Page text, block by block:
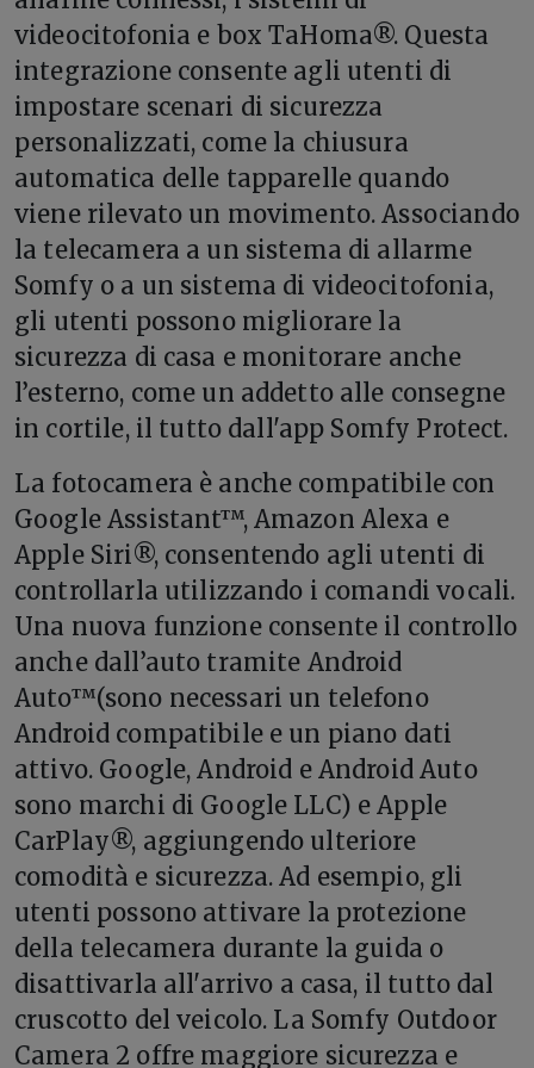
videocitofonia e box TaHoma®. Questa
integrazione consente agli utenti di
impostare scenari di sicurezza
personalizzati, come la chiusura
automatica delle tapparelle quando
viene rilevato un movimento. Associando
la telecamera a un sistema di allarme
Somfy o a un sistema di videocitofonia,
gli utenti possono migliorare la
sicurezza di casa e monitorare anche
l’esterno, come un addetto alle consegne
in cortile, il tutto dall'app Somfy Protect.
La fotocamera è anche compatibile con
Google Assistant™, Amazon Alexa e
Apple Siri®, consentendo agli utenti di
controllarla utilizzando i comandi vocali.
Una nuova funzione consente il controllo
anche dall’auto tramite Android
Auto™(sono necessari un telefono
Android compatibile e un piano dati
attivo. Google, Android e Android Auto
sono marchi di Google LLC) e Apple
CarPlay®, aggiungendo ulteriore
comodità e sicurezza. Ad esempio, gli
utenti possono attivare la protezione
della telecamera durante la guida o
disattivarla all'arrivo a casa, il tutto dal
cruscotto del veicolo. La Somfy Outdoor
Camera 2 offre maggiore sicurezza e